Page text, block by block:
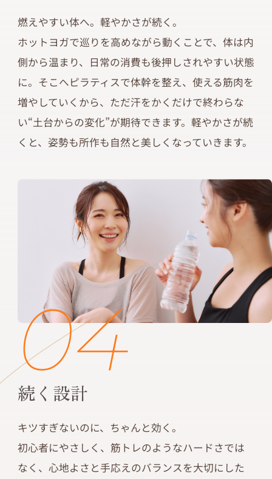
燃えやすい体へ。軽やかさが続く。
ホットヨガで巡りを高めながら動くことで、体は内
側から温まり、日常の消費も後押しされやすい状態
に。そこへピラティスで体幹を整え、使える筋肉を
増やしていくから、ただ汗をかくだけで終わらな
い“土台からの変化”が期待できます。軽やかさが続
くと、姿勢も所作も自然と美しくなっていきます。
04
続く設計
キツすぎないのに、ちゃんと効く。
初心者にやさしく、筋トレのようなハードさでは
なく、心地よさと手応えのバランスを大切にした